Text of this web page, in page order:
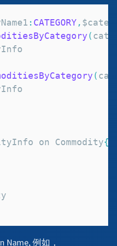
: CATEGORY,
(
(
on Commodity{
Name, 例如，